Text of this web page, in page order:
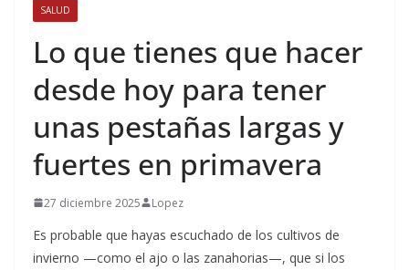
SALUD
Lo que tienes que hacer
desde hoy para tener
unas pestañas largas y
fuertes en primavera
27 diciembre 2025 Lopez
Es probable que hayas escuchado de los cultivos de
invierno —como el ajo o las zanahorias—, que si los